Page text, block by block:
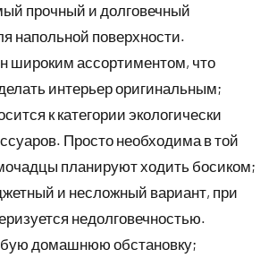
прочный и долговечный
напольной поверхности.
широким ассортиментом, что
интерьер оригинальным;
к категории экологически
Просто необходима в той
планируют ходить босиком;
и несложный вариант, при
недолговечностью.
домашнюю обстановку;